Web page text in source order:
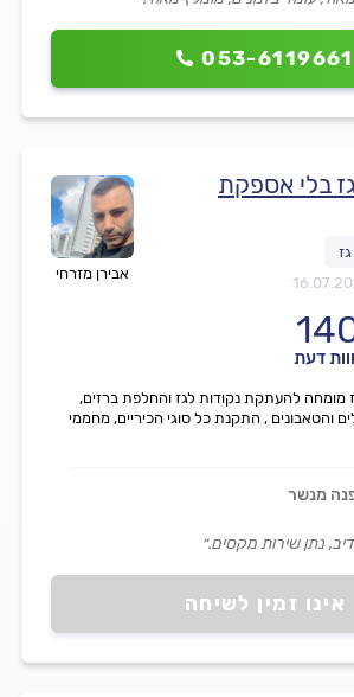
053-6119661
אבירן מזרחי
בלי אספקת
דעת
אינו זמין לשיחה
מומחה להעתקת נקודות לגז והחלפת ברזים,
והטאבונים , התקנת כל סוגי הכיריים, מחממי
מנשר
נתן שירות מקסים.״